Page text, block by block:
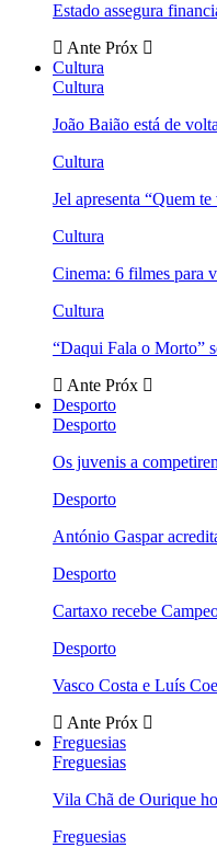
Estado assegura
Ante Próx
Cultura
Cultura
João Baião está de
Cultura
Jel apresenta “Quem
Cultura
Cinema: 6 filmes para
Cultura
“Daqui Fala o Morto”
Ante Próx
Desporto
Desporto
Os juvenis a
Desporto
António Gaspar
Desporto
Cartaxo recebe
Desporto
Vasco Costa e Luís
Ante Próx
Freguesias
Freguesias
Vila Chã de Ourique
Freguesias